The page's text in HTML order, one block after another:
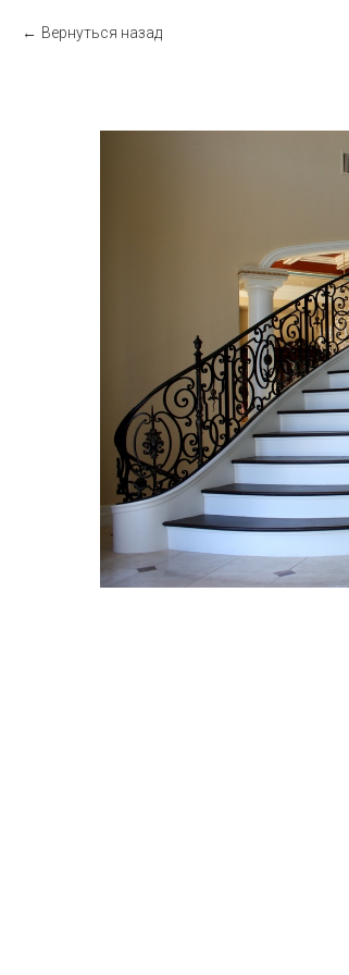
Вернуться назад